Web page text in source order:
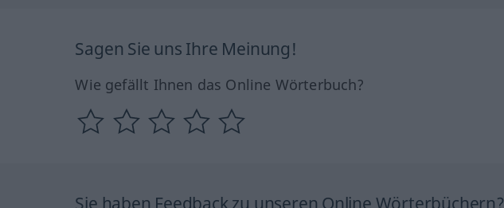
Sagen Sie uns Ihre Meinung!
Wie gefällt Ihnen das Online Wörterbuch?
Sie haben Feedback zu unseren Online Wörterbüchern?